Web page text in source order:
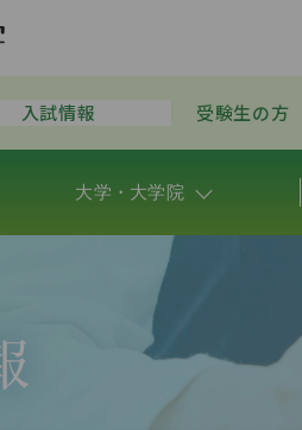
入試情報 受験生の方
大学・大学院